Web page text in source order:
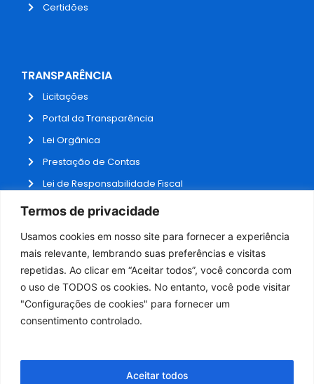
Termos de privacidade
Usamos cookies em nosso site para fornecer a experiência
mais relevante, lembrando suas preferências e visitas
repetidas. Ao clicar em “Aceitar todos”, você concorda com
o uso de TODOS os cookies. No entanto, você pode visitar
"Configurações de cookies" para fornecer um
consentimento controlado.
Aceitar todos
Certidões
TRANSPARÊNCIA
Licitações
Portal da Transparência
Lei Orgânica
Prestação de Contas
Lei de Responsabilidade Fiscal
Receitas e Despesas
Fale Conosco
ADMINISTRAÇÃO
Webmail